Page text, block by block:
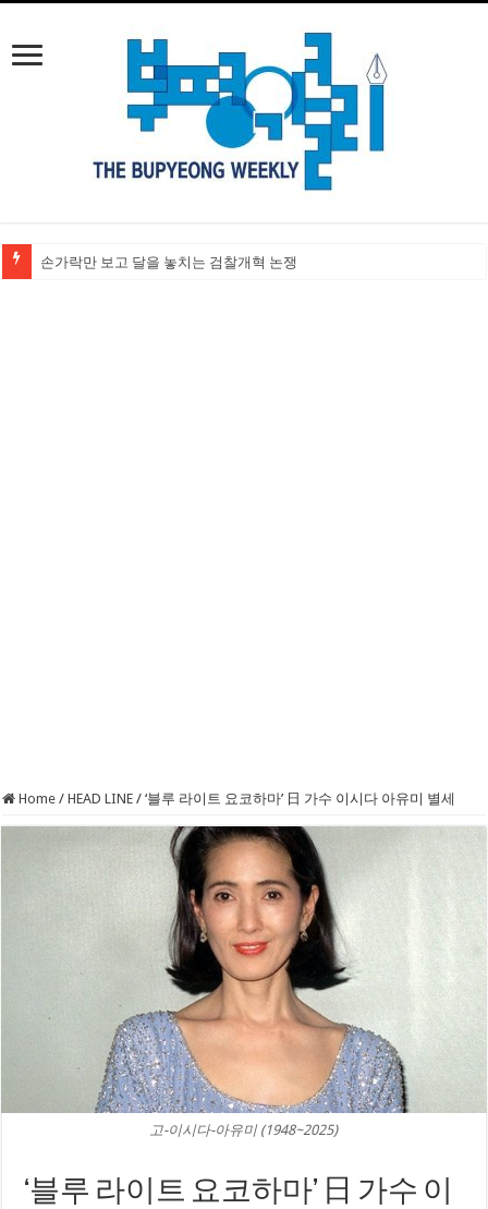
손가락만 보고 달을 놓치는 검찰개혁 논쟁
Home / HEAD LINE / ‘블루 라이트 요코하마’ 日 가수 이시다 아유미 별세
고-이시다-아유미 (1948~2025)
‘블루 라이트 요코하마’ 日 가수 이